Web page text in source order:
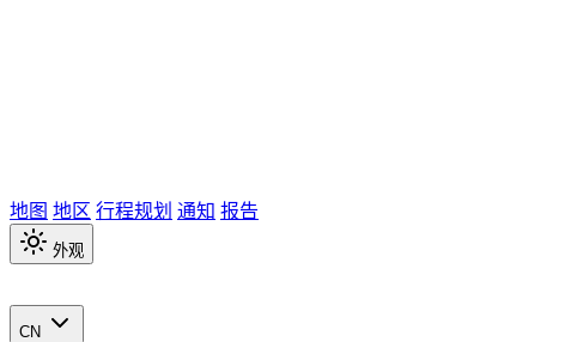
地图 地区 行程规划 通知 报告
外观
CN